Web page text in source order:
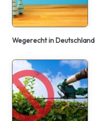
Wegerecht in Deutschland